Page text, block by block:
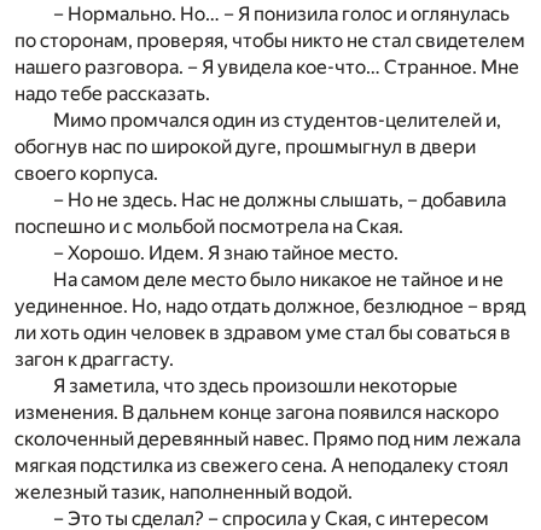
– Нормально. Но… – Я понизила голос и оглянулась
по сторонам, проверяя, чтобы никто не стал свидетелем
нашего разговора. – Я увидела кое-что… Странное. Мне
надо тебе рассказать.
Мимо промчался один из студентов-целителей и,
обогнув нас по широкой дуге, прошмыгнул в двери
своего корпуса.
– Но не здесь. Нас не должны слышать, – добавила
поспешно и с мольбой посмотрела на Ская.
– Хорошо. Идем. Я знаю тайное место.
На самом деле место было никакое не тайное и не
уединенное. Но, надо отдать должное, безлюдное – вряд
ли хоть один человек в здравом уме стал бы соваться в
загон к драггасту.
Я заметила, что здесь произошли некоторые
изменения. В дальнем конце загона появился наскоро
сколоченный деревянный навес. Прямо под ним лежала
мягкая подстилка из свежего сена. А неподалеку стоял
железный тазик, наполненный водой.
– Это ты сделал? – спросила у Ская, с интересом